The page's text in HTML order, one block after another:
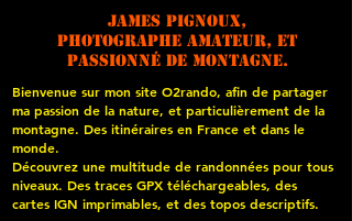
James PIGNOUX,
photographe amateur, et
passionné de montagne.
Bienvenue sur mon site O2rando, afin de partager
ma passion de la nature, et particulièrement de la
montagne. Des itinéraires en France et dans le
monde.
Découvrez une multitude de randonnées pour tous
niveaux. Des traces GPX téléchargeables, des
cartes IGN imprimables, et des topos descriptifs.